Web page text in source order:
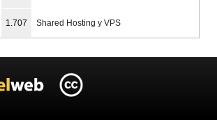
1.707 Shared Hosting y VPS